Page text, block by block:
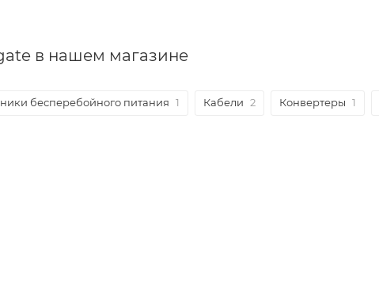
в нашем магазине
бесперебойного питания 1 Кабели 2 Конвертеры 1